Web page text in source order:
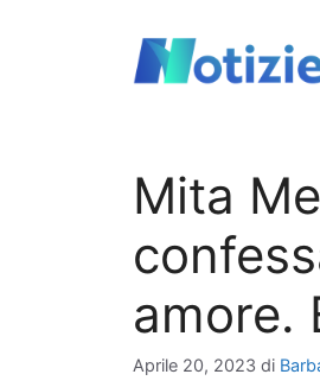
Mita
amore.
Aprile 20, 2023 di